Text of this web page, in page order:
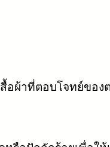
อผ้าที่ตอบโจทย์ของ